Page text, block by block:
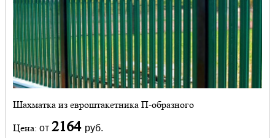
Шахматка из евроштакетника П-образного
Цена: от 2164 руб.